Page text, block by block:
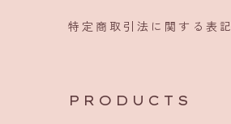
特定商取引法に関する表記
PRODUCTS